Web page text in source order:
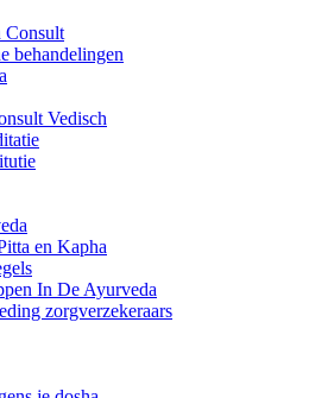
Consult
behandelingen
Vedisch
en Kapha
In De Ayurveda
zorgverzekeraars